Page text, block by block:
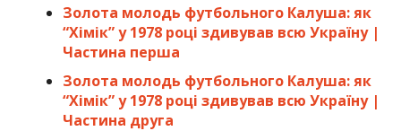
Золота молодь футбольного Калуша: як
“Хімік” у 1978 році здивував всю Україну |
Частина перша
Золота молодь футбольного Калуша: як
“Хімік” у 1978 році здивував всю Україну |
Частина друга